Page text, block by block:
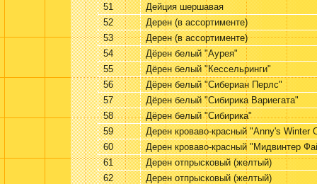
51
Дейция шершавая
52
Дерен (в ассортименте)
53
Дерен (в ассортименте)
54
Дёрен белый "Аурея"
55
Дёрен белый "Кессельринги"
56
Дёрен белый "Сибериан Перлс"
57
Дёрен белый "Сибирика Вариегата"
58
Дёрен белый "Сибирика"
59
Дерен кроваво-красный "Anny's Winter
60
Дерен кроваво-красный "Мидвинтер
61
Дерен отпрысковый (желтый)
62
Дерен отпрысковый (желтый)